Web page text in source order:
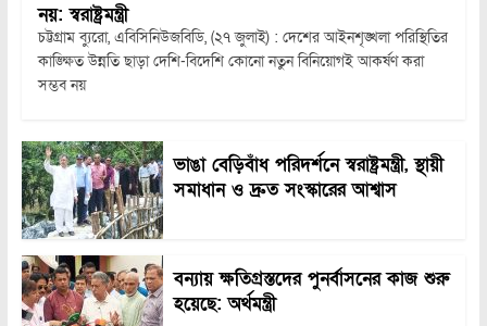
নয়: স্বরাষ্ট্রমন্ত্রী
চট্টগ্রাম ব্যুরো, এবিসিনিউজবিডি, (২৭ জুলাই) : দেশের আইনশৃঙ্খলা পরিস্থিতির
কাঙ্ক্ষিত উন্নতি ছাড়া দেশি-বিদেশি কোনো নতুন বিনিয়োগই আকর্ষণ করা
সম্ভব নয়
ভাঙা বেড়িবাঁধ পরিদর্শনে স্বরাষ্ট্রমন্ত্রী, স্থায়ী
সমাধান ও দ্রুত সংস্কারের আশ্বাস
বন্যায় ক্ষতিগ্রস্তদের পুনর্বাসনের কাজ শুরু
হয়েছে: অর্থমন্ত্রী